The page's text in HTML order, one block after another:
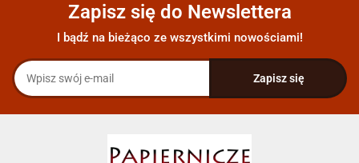
Zapisz się do Newslettera
I bądź na bieżąco ze wszystkimi nowościami!